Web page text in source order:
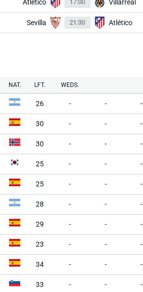
Atlético 17:00 Villarreal
Sevilla 21:30 Atlético
NAT. LFT. WEDS.
26 - - -
30 - - -
30 - - -
25 - - -
25 - - -
28 - - -
29 - - -
23 - - -
34 - - -
33 - - -